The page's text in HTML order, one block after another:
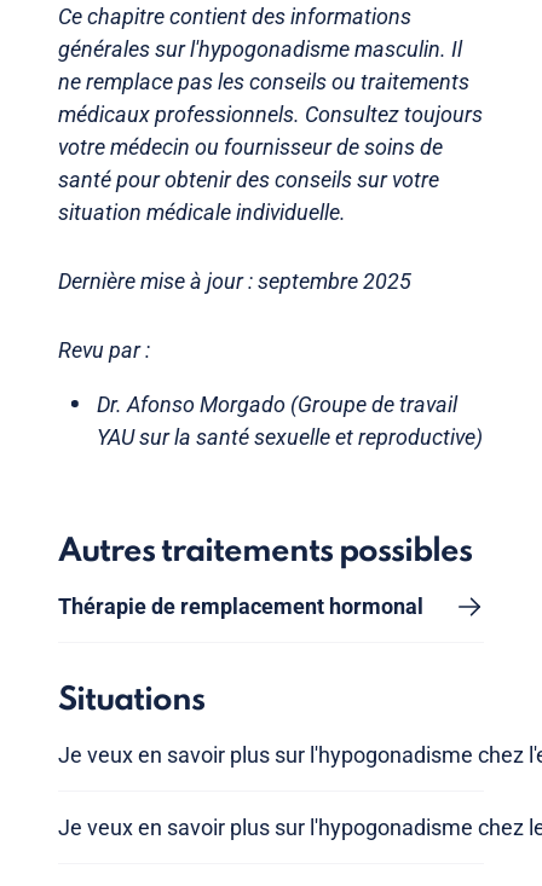
Ce chapitre contient des informations
générales sur l'hypogonadisme masculin. Il
ne remplace pas les conseils ou traitements
médicaux professionnels. Consultez toujours
votre médecin ou fournisseur de soins de
santé pour obtenir des conseils sur votre
situation médicale individuelle.
Dernière mise à jour : septembre 2025
Revu par :
Dr. Afonso Morgado (Groupe de travail
YAU sur la santé sexuelle et reproductive)
Autres traitements possibles
Thérapie de remplacement hormonal
Situations
Je veux en savoir plus sur l'hypogonadisme chez
Je veux en savoir plus sur l'hypogonadisme chez